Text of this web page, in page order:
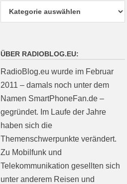
ÜBER RADIOBLOG.EU:
RadioBlog.eu wurde im Februar
2011 – damals noch unter dem
Namen SmartPhoneFan.de –
gegründet. Im Laufe der Jahre
haben sich die
Themenschwerpunkte verändert.
Zu Mobilfunk und
Telekommunikation gesellten sich
unter anderem Reisen und